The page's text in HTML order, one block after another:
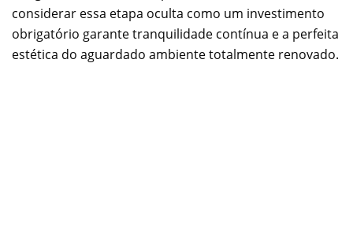
considerar essa etapa oculta como um investimento
obrigatório garante tranquilidade contínua e a perfeita
estética do aguardado ambiente totalmente renovado.